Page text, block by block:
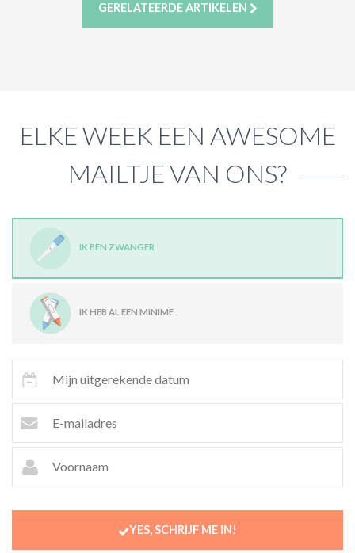
GERELATEERDE ARTIKELEN
ELKE WEEK EEN AWESOME
MAILTJE VAN ONS?
IK BEN ZWANGER
IK HEB AL EEN MINIME
YES, SCHRIJF ME IN!